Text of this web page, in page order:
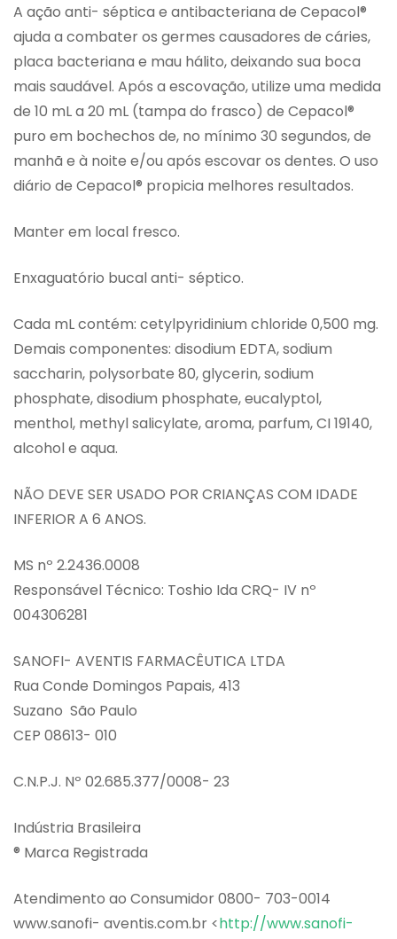
A ação anti- séptica e antibacteriana de Cepacol®
ajuda a combater os germes causadores de cáries,
placa bacteriana e mau hálito, deixando sua boca
mais saudável. Após a escovação, utilize uma medida
de 10 mL a 20 mL (tampa do frasco) de Cepacol®
puro em bochechos de, no mínimo 30 segundos, de
manhã e à noite e/ou após escovar os dentes. O uso
diário de Cepacol® propicia melhores resultados.
Manter em local fresco.
Enxaguatório bucal anti- séptico.
Cada mL contém: cetylpyridinium chloride 0,500 mg.
Demais componentes: disodium EDTA, sodium
saccharin, polysorbate 80, glycerin, sodium
phosphate, disodium phosphate, eucalyptol,
menthol, methyl salicylate, aroma, parfum, CI 19140,
alcohol e aqua.
NÃO DEVE SER USADO POR CRIANÇAS COM IDADE
INFERIOR A 6 ANOS.
MS nº 2.2436.0008
Responsável Técnico: Toshio Ida CRQ- IV nº
004306281
SANOFI- AVENTIS FARMACÊUTICA LTDA
Rua Conde Domingos Papais, 413
Suzano São Paulo
CEP 08613- 010
C.N.P.J. Nº 02.685.377/0008- 23
Indústria Brasileira
® Marca Registrada
Atendimento ao Consumidor 0800- 703-0014
www.sanofi- aventis.com.br <http://www.sanofi-